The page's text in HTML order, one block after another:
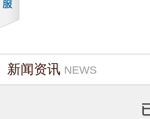
新闻资讯 NEWS